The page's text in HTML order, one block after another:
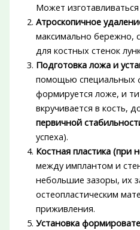
Может
Атроскопичное
максимально бережно,
для костных стенок
Подготовка ложа и
помощью специальных
формируется ложе, и
вкручивается в кость,
первичной
успеха).
Костная пластика (при
между имплантом и
небольшие зазоры, их
остеопластическим
приживления.
Установка